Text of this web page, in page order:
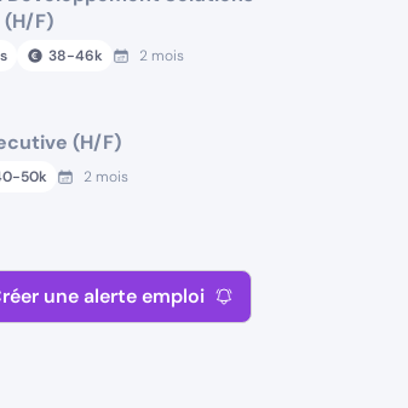
F)
38-46k 2 mois
(H/F)
-50k 2 mois
une alerte emploi